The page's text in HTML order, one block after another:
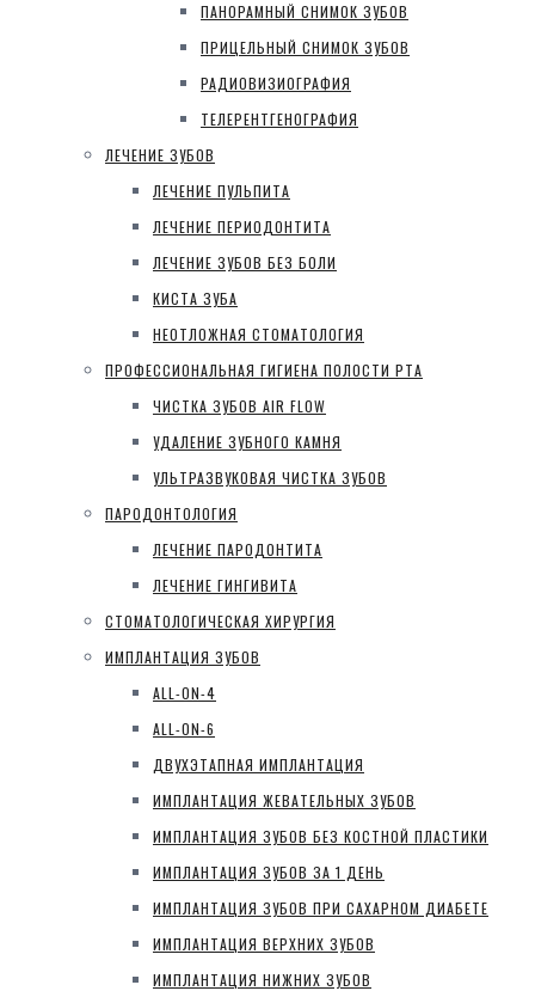
ПАНОРАМНЫЙ СНИМОК ЗУБОВ
ПРИЦЕЛЬНЫЙ СНИМОК ЗУБОВ
РАДИОВИЗИОГРАФИЯ
ТЕЛЕРЕНТГЕНОГРАФИЯ
ЛЕЧЕНИЕ ЗУБОВ
ЛЕЧЕНИЕ ПУЛЬПИТА
ЛЕЧЕНИЕ ПЕРИОДОНТИТА
ЛЕЧЕНИЕ ЗУБОВ БЕЗ БОЛИ
КИСТА ЗУБА
НЕОТЛОЖНАЯ СТОМАТОЛОГИЯ
ПРОФЕССИОНАЛЬНАЯ ГИГИЕНА ПОЛОСТИ РТА
ЧИСТКА ЗУБОВ AIR FLOW
УДАЛЕНИЕ ЗУБНОГО КАМНЯ
УЛЬТРАЗВУКОВАЯ ЧИСТКА ЗУБОВ
ПАРОДОНТОЛОГИЯ
ЛЕЧЕНИЕ ПАРОДОНТИТА
ЛЕЧЕНИЕ ГИНГИВИТА
СТОМАТОЛОГИЧЕСКАЯ ХИРУРГИЯ
ИМПЛАНТАЦИЯ ЗУБОВ
ALL-ON-4
ALL-ON-6
ДВУХЭТАПНАЯ ИМПЛАНТАЦИЯ
ИМПЛАНТАЦИЯ ЖЕВАТЕЛЬНЫХ ЗУБОВ
ИМПЛАНТАЦИЯ ЗУБОВ БЕЗ КОСТНОЙ ПЛАСТИКИ
ИМПЛАНТАЦИЯ ЗУБОВ ЗА 1 ДЕНЬ
ИМПЛАНТАЦИЯ ЗУБОВ ПРИ САХАРНОМ ДИАБЕТЕ
ИМПЛАНТАЦИЯ ВЕРХНИХ ЗУБОВ
ИМПЛАНТАЦИЯ НИЖНИХ ЗУБОВ